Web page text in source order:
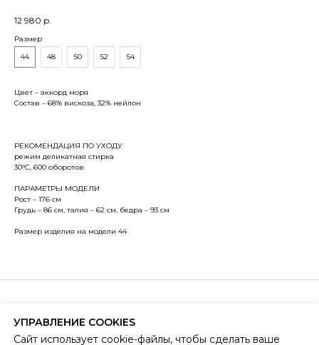
УПРАВЛЕНИЕ COOKIES
Сайт использует cookie-файлы, чтобы сделать ваше
12 980 р.
Размер
44
48 50 52 54
Цвет – аккорд моря
Состав – 68% вискоза, 32% нейлон
РЕКОМЕНДАЦИЯ ПО УХОДУ
режим деликатная стирка
30°С, 600 оборотов
ПАРАМЕТРЫ МОДЕЛИ
Рост – 176 см
Грудь – 86 см, талия – 62 см, бедра – 93 см
Размер изделия на модели 44
БЫТЬ ТЕМ, КТО ТЫ ЕСТЬ.